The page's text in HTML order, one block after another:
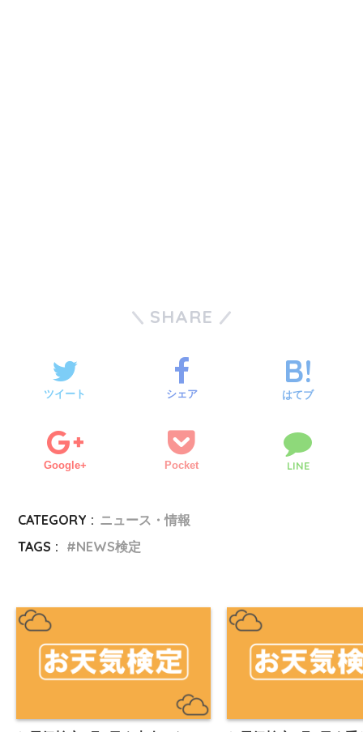
SHARE
ツイート シェア はてブ
Google+ Pocket LINE
CATEGORY : ニュース・情報
TAGS :
NEWS検定